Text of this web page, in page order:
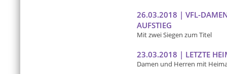
26.03.2018 | VFL-
AUFSTIEG
Mit zwei Siegen zum Titel
23.03.2018 | LETZTE
Damen und Herren mit